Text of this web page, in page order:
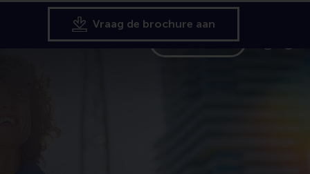
for
Vraag de brochure aan